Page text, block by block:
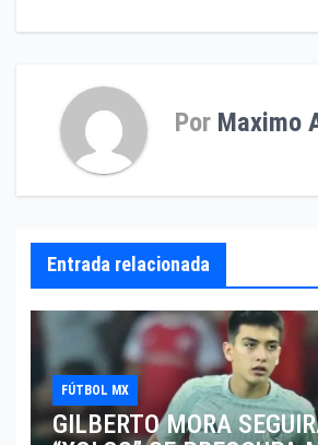
Por Maximo
Entrada relacionada
FÚTBOL MX
GILBERTO MORA